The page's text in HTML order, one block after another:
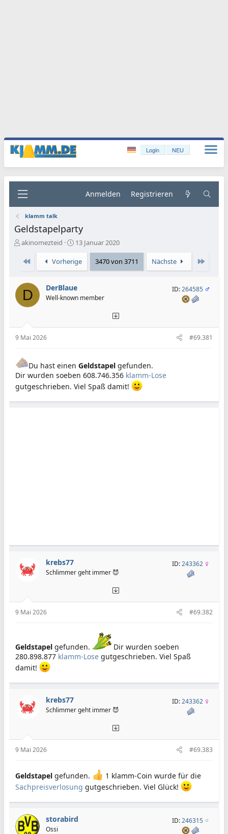
Login NEU
Anmelden Registrieren
klamm talk
Geldstapelparty
E
s
l
e
akinomezteid
E
s
t
l
l
13 Januar 2020
Erste
Vorherige 3470 von 3711 Nächste
D DerBlaue
Well-known member
ID:264585
9 Mai 2026 #69.381
Du hast einen Geldstapel gefunden.
Dir wurden soeben 608.746.356 klamm-Lose
gutgeschrieben. Viel Spaß damit!
krebs77
Schlimmer geht immer 😈
ID:243362
9 Mai 2026 #69.382
Geldstapel gefunden.
Dir wurden soeben
280.898.877 klamm-Lose gutgeschrieben. Viel Spaß
damit!
krebs77
Schlimmer geht immer 😈
ID:243362
9 Mai 2026 #69.383
Geldstapel gefunden.
1 klamm-Coin wurde für die
Sachpreisverlosung gutgeschrieben. Viel Glück!
storabird
Ossi
ID:246315